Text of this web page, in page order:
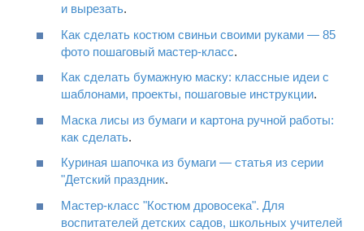
и вырезать.
Как сделать костюм свиньи своими руками — 85
фото пошаговый мастер-класс.
Как сделать бумажную маску: классные идеи с
шаблонами, проекты, пошаговые инструкции.
Маска лисы из бумаги и картона ручной работы:
как сделать.
Куриная шапочка из бумаги — статья из серии
"Детский праздник.
Мастер-класс "Костюм дровосека". Для
воспитателей детских садов, школьных учителей